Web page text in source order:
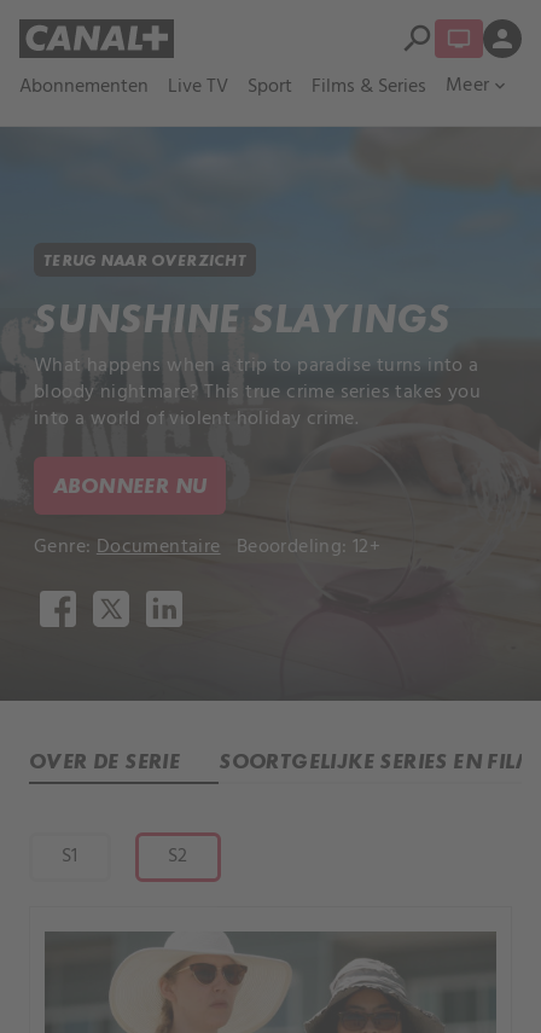
Abonnementen Live TV Sport Films & Series Meer expand_more
search person
TERUG NAAR OVERZICHT
SUNSHINE SLAYINGS
What happens when a trip to paradise turns into a
bloody nightmare? This true crime series takes you
into a world of violent holiday crime.
ABONNEER NU
Genre: Documentaire Beoordeling: 12+
OVER DE SERIE SOORTGELIJKE SERIES EN
S1 S2